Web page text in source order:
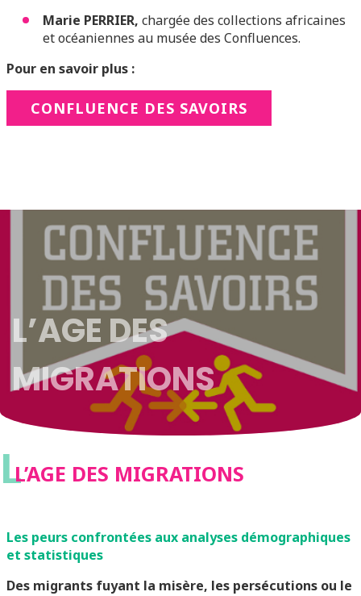
Marie PERRIER, chargée des collections africaines
et océaniennes au musée des Confluences.
Pour en savoir plus :
CONFLUENCE DES SAVOIRS
L’AGE DES
MIGRATIONS
LL’AGE DES MIGRATIONS
Les peurs confrontées aux analyses démographiques
et statistiques
Des migrants fuyant la misère, les persécutions ou le